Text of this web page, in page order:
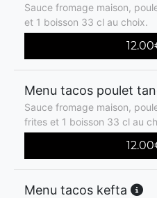
Sauce fromage maison,
et 1 boisson 33 cl au choix.
12.00
Menu tacos poulet
Sauce fromage maison,
frites et 1 boisson 33 cl au
12.00
Menu tacos kefta